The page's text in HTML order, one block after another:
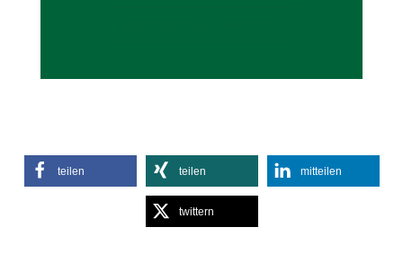
teilen teilen mitteilen
twittern